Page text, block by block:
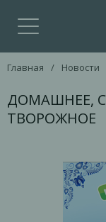
Главная / Новости
ДОМАШНЕЕ,
ТВОРОЖНОЕ